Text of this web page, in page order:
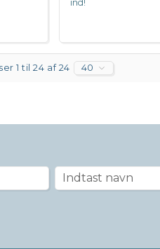
ind!
1 til 24 af 24 40